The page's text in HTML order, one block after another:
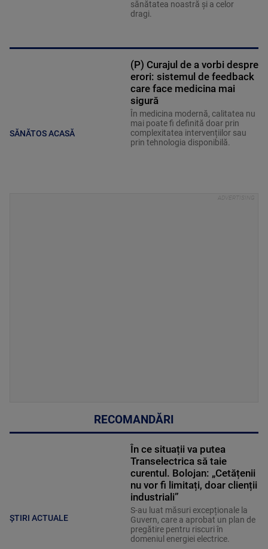
sănătatea noastră și a celor
dragi.
SĂNĂTOS ACASĂ
(P) Curajul de a vorbi despre
erori: sistemul de feedback
care face medicina mai
sigură
În medicina modernă, calitatea nu
mai poate fi definită doar prin
complexitatea intervențiilor sau
prin tehnologia disponibilă.
RECOMANDĂRI
ȘTIRI ACTUALE
În ce situații va putea
Transelectrica să taie
curentul. Bolojan: „Cetățenii
nu vor fi limitați, doar clienții
industriali”
S-au luat măsuri excepționale la
Guvern, care a aprobat un plan de
pregătire pentru riscuri în
domeniul energiei electrice.